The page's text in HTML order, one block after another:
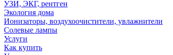
УЗИ, ЭКГ, рентген
Экология дома
Ионизаторы, воздухоочистители, увлажнители
Солевые лампы
Услуги
Как купить